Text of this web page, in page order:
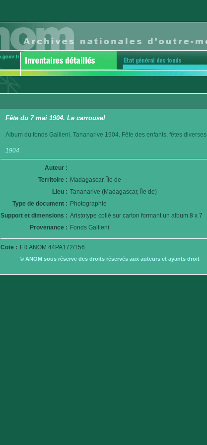
Fête du 7 mai 1904. Le carrousel
Album du fonds Gallieni. Tananarive 1904. Fête des enfants, fêtes diverses.
1904
Auteur :
Territoire : Madagascar, Île de
Lieu : Tananarive (Madagascar, Île de)
Type de document : Photographie
Support et dimensions : Aristotype collé sur carton formant un album 8 x 7
Provenance : Fonds Gallieni
Cote : FR ANOM 44PA172/156
© ANOM sous réserve des droits réservés aux auteurs et ayants droit